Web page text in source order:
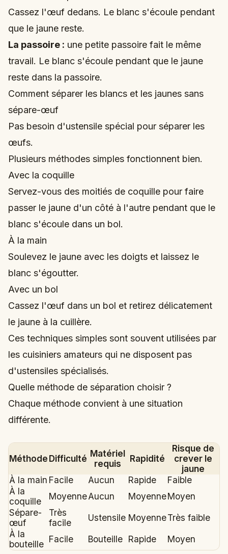
Cassez l'œuf dedans. Le blanc s'écoule pendant
que le jaune reste.
La passoire : une petite passoire fait le même
travail. Le blanc s'écoule pendant que le jaune
reste dans la passoire.
Comment séparer les blancs et les jaunes sans
sépare-œuf
Pas besoin d'ustensile spécial pour séparer les
œufs.
Plusieurs méthodes simples fonctionnent bien.
Avec la coquille
Servez-vous des moitiés de coquille pour faire
passer le jaune d'un côté à l'autre pendant que le
blanc s'écoule dans un bol.
À la main
Soulevez le jaune avec les doigts et laissez le
blanc s'égoutter.
Avec un bol
Cassez l'œuf dans un bol et retirez délicatement
le jaune à la cuillère.
Ces techniques simples sont souvent utilisées par
les cuisiniers amateurs qui ne disposent pas
d'ustensiles spécialisés.
Quelle méthode de séparation choisir ?
Chaque méthode convient à une situation
différente.
MéthodeDifficulté Matériel
requis
Rapidité
Risque de
crever le
jaune
À la main Facile Aucun Rapide
Faible
À la
coquille
MoyenneAucun MoyenneMoyen
Sépare-
œuf
Très
facile
Ustensile MoyenneTrès faible
À la
bouteille Facile Bouteille Rapide Moyen